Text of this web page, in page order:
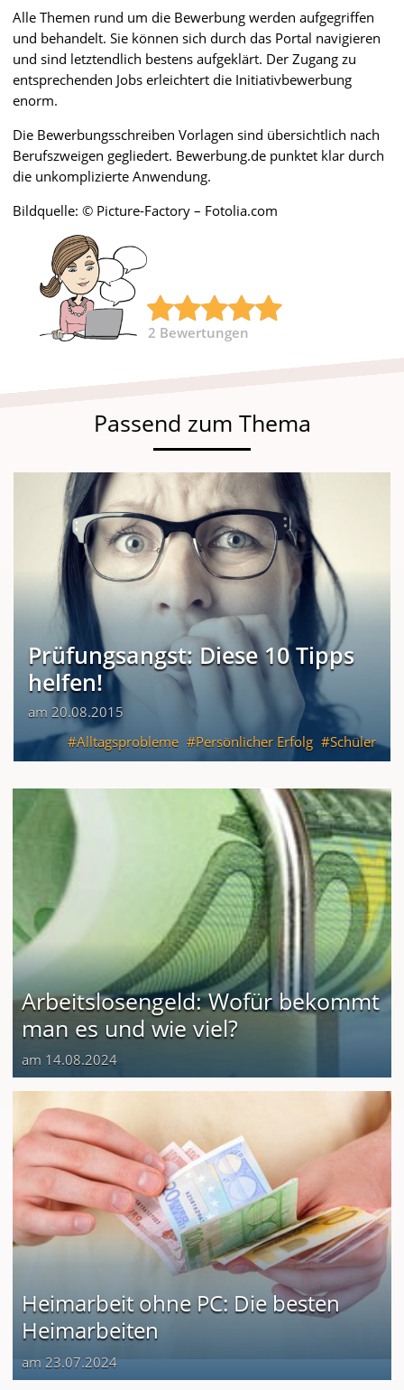
Alle Themen rund um die Bewerbung werden aufgegriffen
und behandelt. Sie können sich durch das Portal navigieren
und sind letztendlich bestens aufgeklärt. Der Zugang zu
entsprechenden Jobs erleichtert die Initiativbewerbung
enorm.
Die Bewerbungsschreiben Vorlagen sind übersichtlich nach
Berufszweigen gegliedert. Bewerbung.de punktet klar durch
die unkomplizierte Anwendung.
Bildquelle: © Picture-Factory – Fotolia.com
2 Bewertungen
Passend zum Thema
Prüfungsangst: Diese 10 Tipps
helfen!
am 20.08.2015
Alltagsprobleme
Persönlicher Erfolg Schüler
Arbeitslosengeld: Wofür bekommt
man es und wie viel?
am 14.08.2024
Heimarbeit ohne PC: Die besten
Heimarbeiten
am 23.07.2024